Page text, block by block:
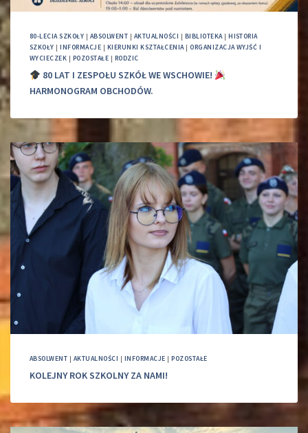
80-LECIA SZKOŁY | ABSOLWENT | AKTUALNOŚCI | BIBLIOTEKA|HISTORIA
SZKOŁY |INFORMACJE | KIERUNKI KSZTAŁCENIA|ORGANIZACJA WYJŚĆ I
WYCIECZEK | POZOSTAŁE | RODZIC
80 LAT I ZESPOŁU SZKÓŁ WE WSCHOWIE!
HARMONOGRAM OBCHODÓW.
ABSOLWENT | AKTUALNOŚCI | INFORMACJE |POZOSTAŁE
KOLEJNY ROK SZKOLNY ZA NAMI!